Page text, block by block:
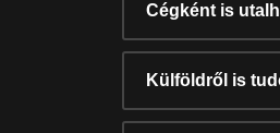
Cégként is
Külföldről is